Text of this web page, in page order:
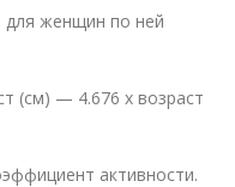
для женщин по ней
(см) — 4.676 х возраст
активности.